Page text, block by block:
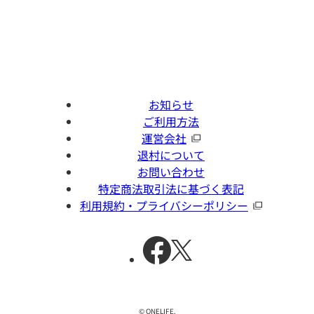
お知らせ
ご利用方法
運営会社
退村について
お問い合わせ
特定商法取引法に基づく表記
利用規約・プライバシーポリシー
© ONELIFE.